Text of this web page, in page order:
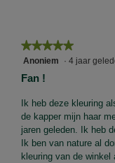
★★★★★
★★★★★
5
sterren.
Anoniem · 4 jaar
Fan !
Ik heb deze kleuring
de kapper mijn haar
jaren geleden. Ik heb
Ik ben van nature al
kleuring van de